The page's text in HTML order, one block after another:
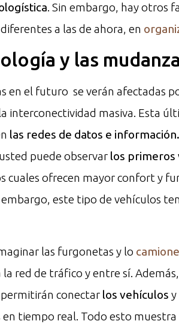
. Sin embargo, hay otros
a las de ahora, en
y las
en el futuro se verán afectadas
interconectividad masiva. Esta
las redes de datos e información.
puede observar los primeros
cuales ofrecen mayor confort y
embargo, este tipo de vehículos
las furgonetas y lo
red de tráfico y entre sí.
conectar los vehículos
en tiempo real. Todo esto muestra